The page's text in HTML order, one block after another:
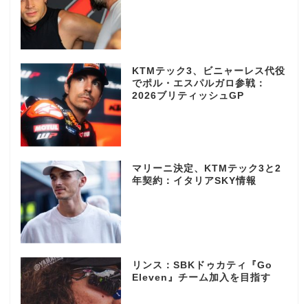
KTMテック3、ビニャーレス代役
でポル・エスパルガロ参戦：
2026ブリティッシュGP
マリーニ決定、KTMテック3と2
年契約：イタリアSKY情報
リンス：SBKドゥカティ『Go
Eleven』チーム加入を目指す